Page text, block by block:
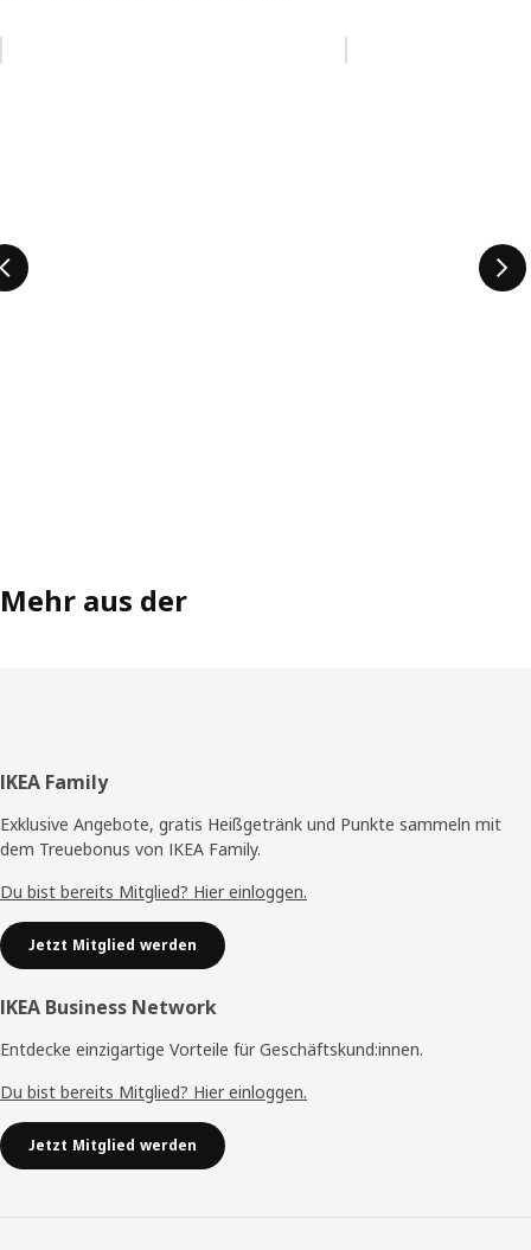
Mehr aus der
Fußzeile
IKEA Family
Exklusive Angebote, gratis Heißgetränk und Punkte sammeln mit
dem Treuebonus von IKEA Family.
Du bist bereits Mitglied? Hier einloggen.
Jetzt Mitglied werden
IKEA Business Network
Entdecke einzigartige Vorteile für Geschäftskund:innen.
Du bist bereits Mitglied? Hier einloggen.
Jetzt Mitglied werden